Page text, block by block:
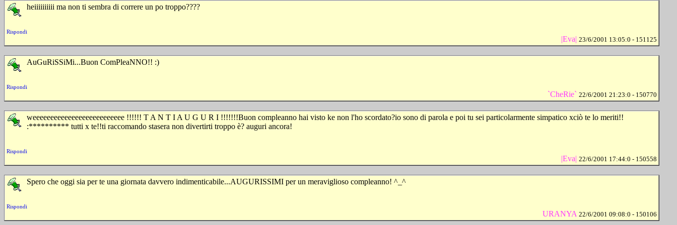
heiiiiiiiiii ma non ti sembra di correre un po troppo????
Rispondi
|Eva| 23/6/2001 13:05:0 - 151125
AuGuRiSSiMi...Buon ComPleaNNO!! :)
Rispondi
`CheRie` 22/6/2001 21:23:0 - 150770
weeeeeeeeeeeeeeeeeeeeeeeeee !!!!!! T A N T I A U G U R I !!!!!!!Buon compleanno hai visto ke non l'ho scordato?io sono di parola e poi tu sei particolarmente simpatico xciò te lo meriti!!
:********** tutti x te!!ti raccomando stasera non divertirti troppo è? auguri ancora!
Rispondi
|Eva| 22/6/2001 17:44:0 - 150558
Spero che oggi sia per te una giornata davvero indimenticabile...AUGURISSIMI per un meraviglioso compleanno! ^_^
Rispondi
URANYA 22/6/2001 09:08:0 - 150106